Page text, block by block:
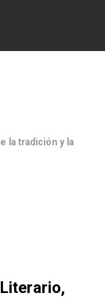
la tradición y la